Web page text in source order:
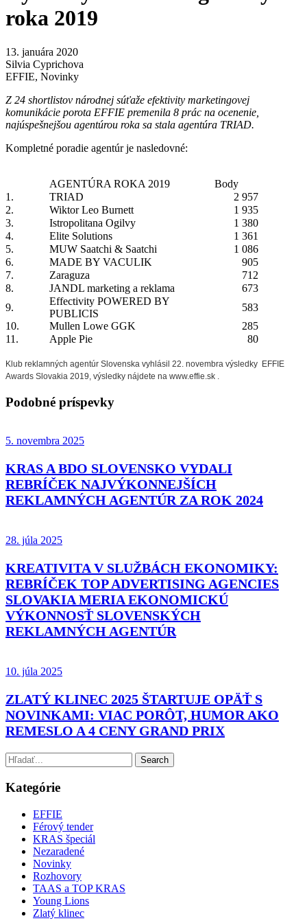
roka 2019
13. januára 2020
Silvia Cyprichova
EFFIE, Novinky
Z 24 shortlistov národnej súťaže efektivity marketingovej
komunikácie porota EFFIE premenila 8 prác na ocenenie,
najúspešnejšou agentúrou roka sa stala agentúra TRIAD.
Kompletné poradie agentúr je nasledovné:
AGENTÚRA ROKA 2019
Body
1.
TRIAD
2 957
2.
Wiktor Leo Burnett
1 935
3.
Istropolitana Ogilvy
1 380
4.
Elite Solutions
1 361
5.
MUW Saatchi & Saatchi
1 086
6.
MADE BY VACULIK
905
7.
Zaraguza
712
8.
JANDL marketing a reklama
673
9.
Effectivity POWERED BY
PUBLICIS
583
10.
Mullen Lowe GGK
285
11.
Apple Pie 80
Klub reklamných agentúr Slovenska vyhlásil 22. novembra výsledky EFFIE
Awards Slovakia 2019, výsledky nájdete na www.effie.sk .
Podobné príspevky
5. novembra 2025
KRAS A BDO SLOVENSKO VYDALI
REBRÍČEK NAJVÝKONNEJŠÍCH
REKLAMNÝCH AGENTÚR ZA ROK 2024
28. júla 2025
KREATIVITA V SLUŽBÁCH EKONOMIKY:
REBRÍČEK TOP ADVERTISING AGENCIES
SLOVAKIA MERIA EKONOMICKÚ
VÝKONNOSŤ SLOVENSKÝCH
REKLAMNÝCH AGENTÚR
10. júla 2025
ZLATÝ KLINEC 2025 ŠTARTUJE OPÄŤ S
NOVINKAMI: VIAC PORÔT, HUMOR AKO
REMESLO A 4 CENY GRAND PRIX
Kategórie
EFFIE
Férový tender
KRAS špeciál
Nezaradené
Novinky
Rozhovory
TAAS a TOP KRAS
Young Lions
Zlatý klinec